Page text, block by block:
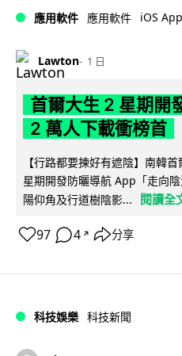
應用軟件 應用軟件 iOS App
Lawton 1 日
首爾大生 2 星期開
2 萬人下載衝榜首
【行路都要揀好有遮陰】南韓
星期開發防曬導航 App「走向
陽仰角及行道樹陰影...
閱讀全
97 4 ↗ 分享
科技娛樂 科技新聞